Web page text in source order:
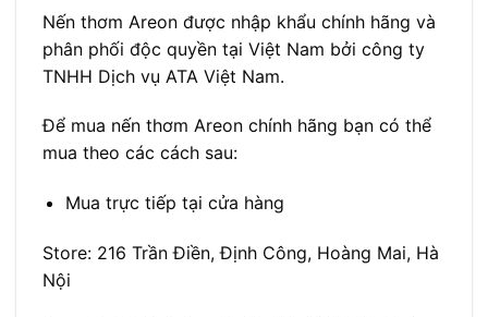
Nến thơm Areon được nhập khẩu chính hãng và
phân phối độc quyền tại Việt Nam bởi công ty
TNHH Dịch vụ ATA Việt Nam.
Để mua nến thơm Areon chính hãng bạn có thể
mua theo các cách sau:
Mua trực tiếp tại cửa hàng
Store: 216 Trần Điền, Định Công, Hoàng Mai, Hà
Nội